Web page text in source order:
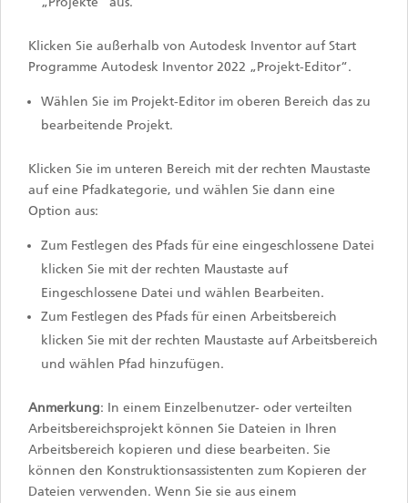
Klicken Sie außerhalb von Autodesk Inventor auf Start
Programme Autodesk Inventor 2022 „Projekt-Editor“.
Wählen Sie im Projekt-Editor im oberen Bereich das zu
bearbeitende Projekt.
Klicken Sie im unteren Bereich mit der rechten Maustaste
auf eine Pfadkategorie, und wählen Sie dann eine
Option aus:
Zum Festlegen des Pfads für eine eingeschlossene Datei
klicken Sie mit der rechten Maustaste auf
Eingeschlossene Datei und wählen Bearbeiten.
Zum Festlegen des Pfads für einen Arbeitsbereich
klicken Sie mit der rechten Maustaste auf Arbeitsbereich
und wählen Pfad hinzufügen.
Anmerkung: In einem Einzelbenutzer- oder verteilten
Arbeitsbereichsprojekt können Sie Dateien in Ihren
Arbeitsbereich kopieren und diese bearbeiten. Sie
können den Konstruktionsassistenten zum Kopieren der
Dateien verwenden. Wenn Sie sie aus einem